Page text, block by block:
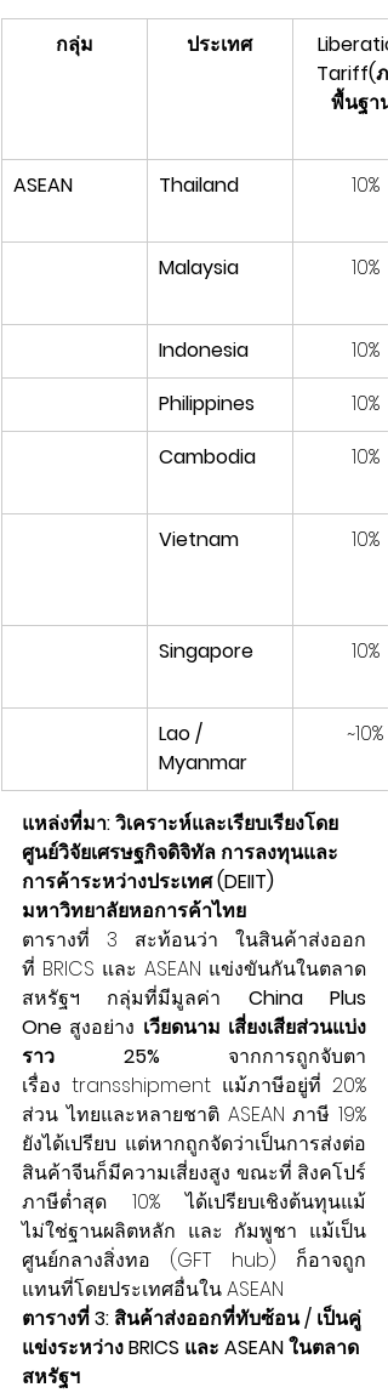
กลุ่ม ประเทศ
Tariff(ภ
พื้นฐาน)
ASEAN Thailand 10%
Malaysia 10%
Indonesia
10%
Philippines
10%
Cambodia
10%
Vietnam 10%
Singapore 10%
Lao /
Myanmar
~10%
แหล่งที่มา: วิเคราะห์และเรียบเรียงโดย
ศูนย์วิจัยเศรษฐกิจดิจิทัล การลงทุนและ
การค้าระหว่างประเทศ (DEIIT)
มหาวิทยาลัยหอการค้าไทย
ตารางที่ 3 สะท้อนว่า ในสินค้าส่งออก
ที่ BRICS และ ASEAN แข่งขันกันในตลาด
สหรัฐฯ กลุ่มที่มีมูลค่า China Plus
One สูงอย่าง เวียดนาม เสี่ยงเสียส่วนแบ่ง
ราว 25% จากการถูกจับตา
เรื่อง transshipment แม้ภาษีอยู่ที่ 20%
ส่วน ไทยและหลายชาติ ASEAN ภาษี 19%
ยังได้เปรียบ แต่หากถูกจัดว่าเป็นการส่งต่อ
สินค้าจีนก็มีความเสี่ยงสูง ขณะที่ สิงคโปร์
ภาษีต่ำสุด 10% ได้เปรียบเชิงต้นทุนแม้
ไม่ใช่ฐานผลิตหลัก และ กัมพูชา แม้เป็น
ศูนย์กลางสิ่งทอ (GFT hub) ก็อาจถูก
แทนที่โดยประเทศอื่นใน ASEAN
ตารางที่ 3: สินค้าส่งออกที่ทับซ้อน / เป็นคู่
แข่งระหว่าง BRICS และ ASEAN ในตลาด
สหรัฐฯ